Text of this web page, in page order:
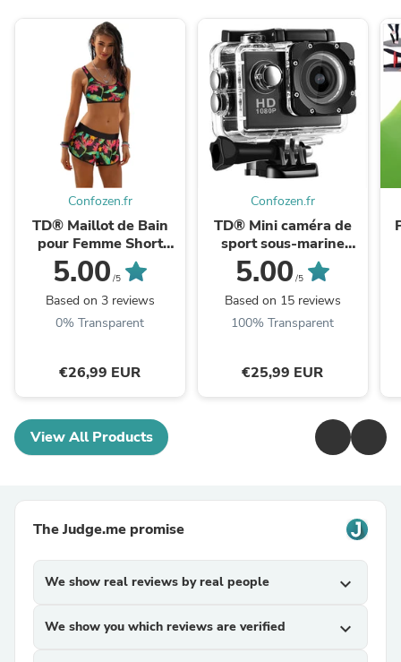
Confozen.fr
TD® Maillot de Bain
pour Femme Short
Caleçon Bikini Sèche
Rapide Imprimé Floral
Plage Sport Natation ...
5.00 /5
Based on 3 reviews
0% Transparent
€26,99 EUR
Confozen.fr
TD® Mini caméra de
sport sous-marine
sports de plein air
plongée à dégagement
rapide montée sur ...
5.00 /5
Based on 15 reviews
100% Transparent
€25,99 EUR
View All Products
The Judge.me promise
We show real reviews by real people expand_more
We show you which reviews are verified expand_more